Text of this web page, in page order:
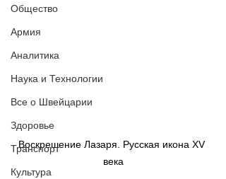
Общество
Армия
Аналитика
Наука и Технологии
Все о Швейцарии
Здоровье
Транспорт
Культура
Воскрешение Лазаря. Русская икона XV
века